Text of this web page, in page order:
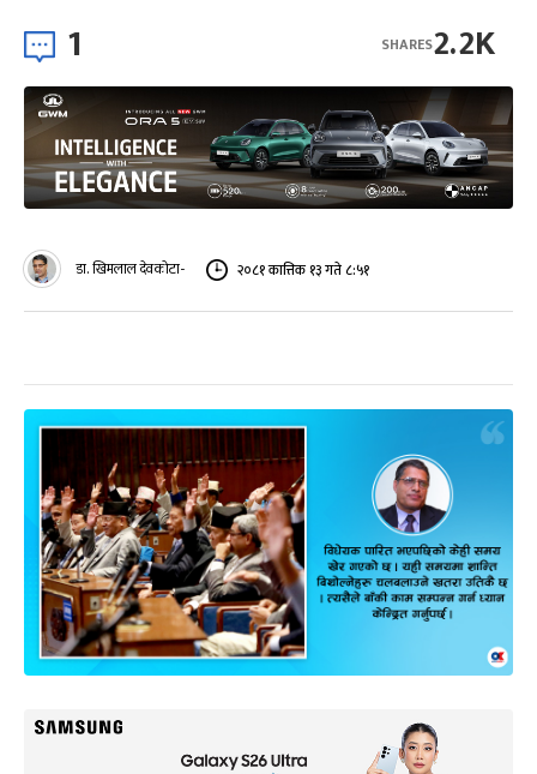
1 2.2K
SHARES
डा. खिमलाल देवकोटा- २०८१ कात्तिक १३ गते ८:५१